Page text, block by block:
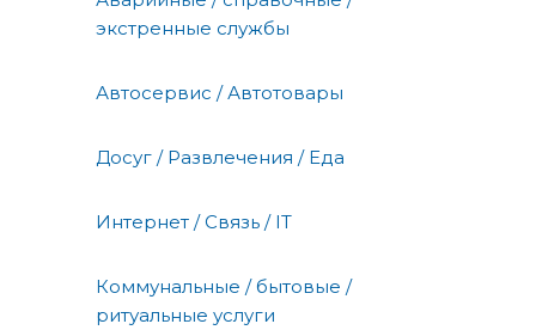
экстренные службы
Автосервис / Автотовары
Досуг / Развлечения / Еда
Интернет / Связь / IT
Коммунальные / бытовые /
ритуальные услуги